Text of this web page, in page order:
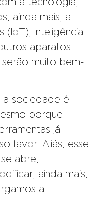
a tecnologia,
ainda mais, a
(IoT), Inteligência
aparatos
muito bem-
a sociedade é
porque
já
favor. Aliás, esse
abre,
ainda mais,
a